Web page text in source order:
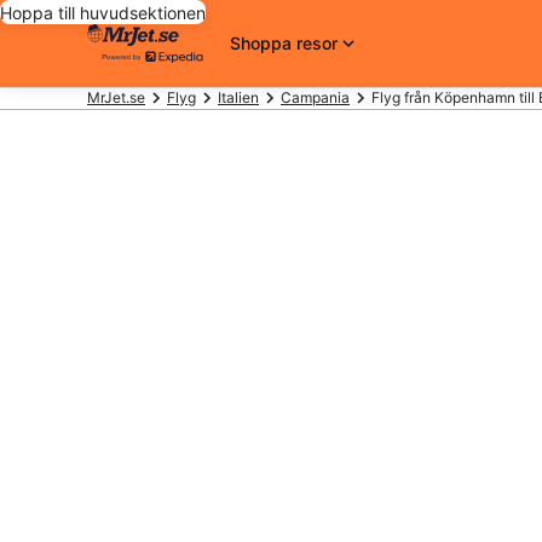
Hoppa till huvudsektionen
Shoppa resor
MrJet.se Flyg Italien Campania Flyg från Köpenhamn till